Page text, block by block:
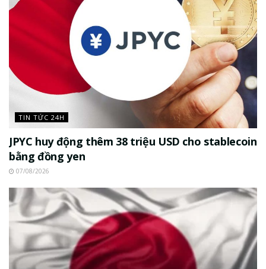
TIN TỨC 24H
JPYC huy động thêm 38 triệu USD cho stablecoin
bằng đồng yen
07/08/2026